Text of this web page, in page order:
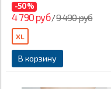
-50%
4 790 руб/9 490 руб
В корзину
XL